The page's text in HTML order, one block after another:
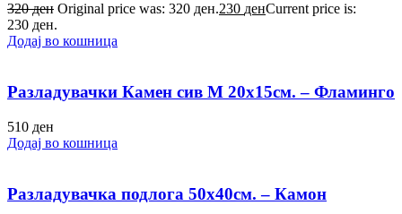
320ден Original price was: 320 ден.230 денCurrent price is:
230 ден.
Додај во кошница
Разладувачки Камен сив M 20х15см. – Фламинго
510 ден
Додај во кошница
Разладувачка подлога 50х40см. – Камон